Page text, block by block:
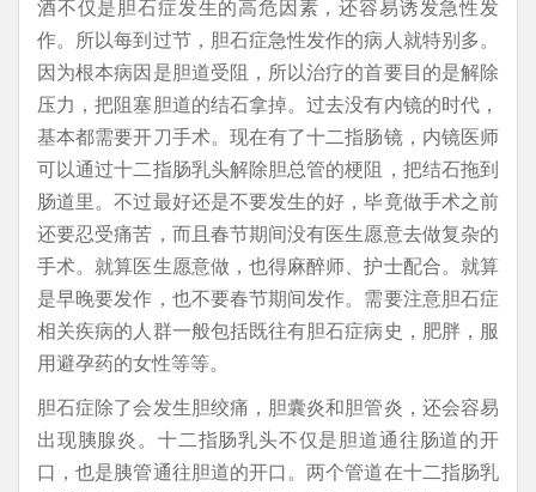
酒不仅是胆石症发生的高危因素，还容易诱发急性发
作。所以每到过节，胆石症急性发作的病人就特别多。
因为根本病因是胆道受阻，所以治疗的首要目的是解除
压力，把阻塞胆道的结石拿掉。过去没有内镜的时代，
基本都需要开刀手术。现在有了十二指肠镜，内镜医师
可以通过十二指肠乳头解除胆总管的梗阻，把结石拖到
肠道里。不过最好还是不要发生的好，毕竟做手术之前
还要忍受痛苦，而且春节期间没有医生愿意去做复杂的
手术。就算医生愿意做，也得麻醉师、护士配合。就算
是早晚要发作，也不要春节期间发作。需要注意胆石症
相关疾病的人群一般包括既往有胆石症病史，肥胖，服
用避孕药的女性等等。
胆石症除了会发生胆绞痛，胆囊炎和胆管炎，还会容易
出现胰腺炎。十二指肠乳头不仅是胆道通往肠道的开
口，也是胰管通往胆道的开口。两个管道在十二指肠乳